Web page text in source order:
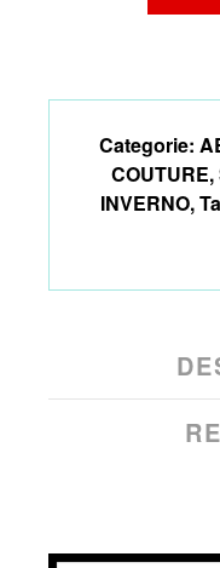
Categorie:
COUTURE,
INVERNO,